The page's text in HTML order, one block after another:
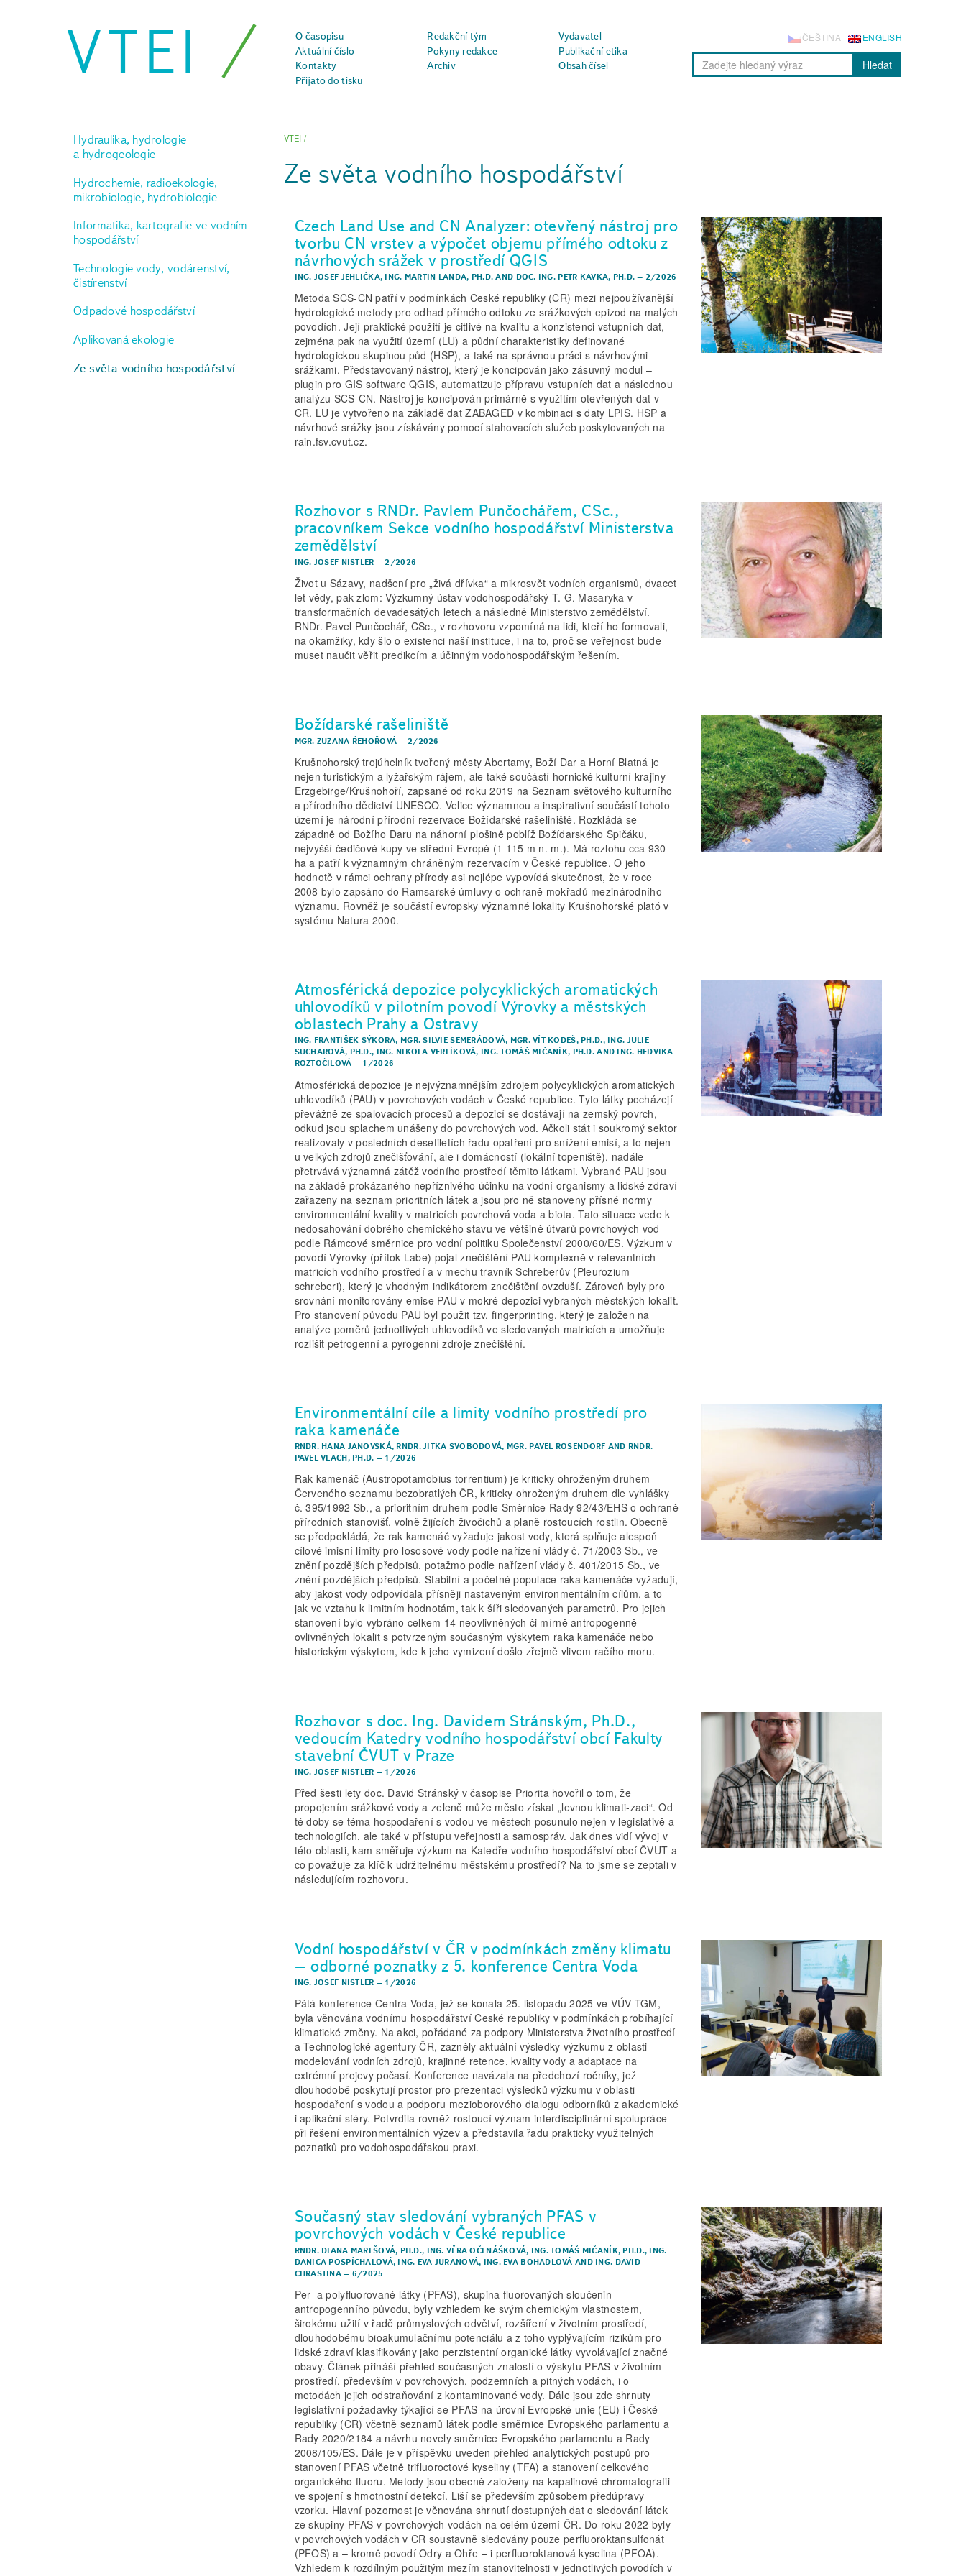
VTEI O časopisu Redakční tým
Vydavatel
Aktuální číslo
Pokyny redakce
Publikační etika
Kontakty
Archiv
Obsah čísel
Přijato do tisku
ENGLISH
ČEŠTINA
Hledat
Hydraulika, hydrologie
a hydrogeologie
Hydrochemie, radioekologie,
mikrobiologie, hydrobiologie
Informatika, kartografie ve vodním
hospodářství
Technologie vody, vodárenství,
čistírenství
Odpadové hospodářství
Aplikovaná ekologie
Ze světa vodního hospodářství
VTEI /
Ze světa vodního hospodářství
Czech Land Use and CN Analyzer: otevřený nástroj pro
tvorbu CN vrstev a výpočet objemu přímého odtoku z
návrhových srážek v prostředí QGIS
ING. JOSEF JEHLIČKA, ING. MARTIN LANDA, PH.D. AND DOC. ING. PETR KAVKA, PH.D. – 2/2026
Metoda SCS‑CN patří v podmínkách České republiky (ČR) mezi nejpoužívanější
hydrologické metody pro odhad přímého odtoku ze srážkových epizod na malých
povodích. Její praktické použití je citlivé na kvalitu a konzistenci vstupních dat,
zejména pak na využití území (LU) a půdní charakteristiky definované
hydrologickou skupinou půd (HSP), a také na správnou práci s návrhovými
srážkami. Představovaný nástroj, který je koncipován jako zásuvný modul –
plugin pro GIS software QGIS, automatizuje přípravu vstupních dat a následnou
analýzu SCS‑CN. Nástroj je koncipován primárně s využitím otevřených dat v
ČR. LU je vytvořeno na základě dat ZABAGED v kombinaci s daty LPIS. HSP a
návrhové srážky jsou získávány pomocí stahovacích služeb poskytovaných na
rain.fsv.cvut.cz.
Rozhovor s RNDr. Pavlem Punčochářem, CSc.,
pracovníkem Sekce vodního hospodářství Ministerstva
zemědělství
ING. JOSEF NISTLER –2/2026
Život u Sázavy, nadšení pro „živá dřívka“ a mikrosvět vodních organismů, dvacet
let vědy, pak zlom: Výzkumný ústav vodohospodářský T. G. Masaryka v
transformačních devadesátých letech a následně Ministerstvo zemědělství.
RNDr. Pavel Punčochář, CSc., v rozhovoru vzpomíná na lidi, kteří ho formovali,
na okamžiky, kdy šlo o existenci naší instituce, i na to, proč se veřejnost bude
muset naučit věřit predikcím a účinným vodohospodářským řešením.
Božídarské rašeliniště
MGR. ZUZANA ŘEHOŘOVÁ – 2/2026
Krušnohorský trojúhelník tvořený městy Abertamy, Boží Dar a Horní Blatná je
nejen turistickým a lyžařským rájem, ale také součástí hornické kulturní krajiny
Erzgebirge/Krušnohoří, zapsané od roku 2019 na Seznam světového kulturního
a přírodního dědictví UNESCO. Velice významnou a inspirativní součástí tohoto
území je národní přírodní rezervace Božídarské rašeliniště. Rozkládá se
západně od Božího Daru na náhorní plošině poblíž Božídarského Špičáku,
nejvyšší čedičové kupy ve střední Evropě (1 115 m n. m.). Má rozlohu cca 930
ha a patří k významným chráněným rezervacím v České republice. O jeho
hodnotě v rámci ochrany přírody asi nejlépe vypovídá skutečnost, že v roce
2008 bylo zapsáno do Ramsarské úmluvy o ochraně mokřadů mezinárodního
významu. Rovněž je součástí evropsky významné lokality Krušnohorské plató v
systému Natura 2000.
Atmosférická depozice polycyklických aromatických
uhlovodíků v pilotním povodí Výrovky a městských
oblastech Prahy a Ostravy
ING. FRANTIŠEK SÝKORA, MGR. SILVIE SEMERÁDOVÁ, MGR. VÍT KODEŠ, PH.D., ING. JULIE
SUCHAROVÁ, PH.D., ING. NIKOLA VERLÍKOVÁ, ING. TOMÁŠ MIČANÍK, PH.D. AND ING. HEDVIKA
ROZTOČILOVÁ – 1/2026
Atmosférická depozice je nejvýznamnějším zdrojem polycyklických aromatických
uhlovodíků (PAU) v povrchových vodách v České republice. Tyto látky pocházejí
převážně ze spalovacích procesů a depozicí se dostávají na zemský povrch,
odkud jsou splachem unášeny do povrchových vod. Ačkoli stát i soukromý sektor
realizovaly v posledních desetiletích řadu opatření pro snížení emisí, a to nejen
u velkých zdrojů znečišťování, ale i domácností (lokální topeniště), nadále
přetrvává významná zátěž vodního prostředí těmito látkami. Vybrané PAU jsou
na základě prokázaného nepříznivého účinku na vodní organismy a lidské zdraví
zařazeny na seznam prioritních látek a jsou pro ně stanoveny přísné normy
environmentální kvality v matricích povrchová voda a biota. Tato situace vede k
nedosahování dobrého chemického stavu ve většině útvarů povrchových vod
podle Rámcové směrnice pro vodní politiku Společenství 2000/60/ES. Výzkum v
povodí Výrovky (přítok Labe) pojal znečištění PAU komplexně v relevantních
matricích vodního prostředí a v mechu travník Schreberův (Pleurozium
schreberi), který je vhodným indikátorem znečištění ovzduší. Zároveň byly pro
srovnání monitorovány emise PAU v mokré depozici vybraných městských lokalit.
Pro stanovení původu PAU byl použit tzv. fingerprinting, který je založen na
analýze poměrů jednotlivých uhlovodíků ve sledovaných matricích a umožňuje
rozlišit petrogenní a pyrogenní zdroje znečištění.
Environmentální cíle a limity vodního prostředí pro
raka kamenáče
RNDR. HANA JANOVSKÁ, RNDR. JITKA SVOBODOVÁ, MGR. PAVEL ROSENDORF AND RNDR.
PAVEL VLACH, PH.D. – 1/2026
Rak kamenáč (Austropotamobius torrentium) je kriticky ohroženým druhem
Červeného seznamu bezobratlých ČR, kriticky ohroženým druhem dle vyhlášky
č. 395/1992 Sb., a prioritním druhem podle Směrnice Rady 92/43/EHS o ochraně
přírodních stanovišť, volně žijících živočichů a planě rostoucích rostlin. Obecně
se předpokládá, že rak kamenáč vyžaduje jakost vody, která splňuje alespoň
cílové imisní limity pro lososové vody podle nařízení vlády č. 71/2003 Sb., ve
znění pozdějších předpisů, potažmo podle nařízení vlády č. 401/2015 Sb., ve
znění pozdějších předpisů. Stabilní a početné populace raka kamenáče vyžadují,
aby jakost vody odpovídala přísněji nastaveným environmentálním cílům, a to
jak ve vztahu k limitním hodnotám, tak k šíři sledovaných parametrů. Pro jejich
stanovení bylo vybráno celkem 14 neovlivněných či mírně antropogenně
ovlivněných lokalit s potvrzeným současným výskytem raka kamenáče nebo
historickým výskytem, kde k jeho vymizení došlo zřejmě vlivem račího moru.
Rozhovor s doc. Ing. Davidem Stránským, Ph.D.,
vedoucím Katedry vodního hospodářství obcí Fakulty
stavební ČVUT v Praze
ING. JOSEF NISTLER – 1/2026
Před šesti lety doc. David Stránský v časopise Priorita hovořil o tom, že
propojením srážkové vody a zeleně může město získat „levnou klimati-zaci“. Od
té doby se téma hospodaření s vodou ve městech posunulo nejen v legislativě a
technologiích, ale také v přístupu veřejnosti a samospráv. Jak dnes vidí vývoj v
této oblasti, kam směřuje výzkum na Katedře vodního hospodářství obcí ČVUT a
co považuje za klíč k udržitelnému městskému prostředí? Na to jsme se zeptali v
následujícím rozhovoru.
Vodní hospodářství v ČR v podmínkách změny klimatu
– odborné poznatky z 5. konference Centra Voda
ING. JOSEF NISTLER – 1/2026
Pátá konference Centra Voda, jež se konala 25. listopadu 2025 ve VÚV TGM,
byla věnována vodnímu hospodářství České republiky v podmínkách probíhající
klimatické změny. Na akci, pořádané za podpory Ministerstva životního prostředí
a Technologické agentury ČR, zazněly aktuální výsledky výzkumu z oblasti
modelování vodních zdrojů, krajinné retence, kvality vody a adaptace na
extrémní projevy počasí. Konference navázala na předchozí ročníky, jež
dlouhodobě poskytují prostor pro prezentaci výsledků výzkumu v oblasti
hospodaření s vodou a podporu mezioborového dialogu odborníků z akademické
i aplikační sféry. Potvrdila rovněž rostoucí význam interdisciplinární spolupráce
při řešení environmentálních výzev a představila řadu prakticky využitelných
poznatků pro vodohospodářskou praxi.
Současný stav sledování vybraných PFAS v
povrchových vodách v České republice
RNDR. DIANA MAREŠOVÁ, PH.D., ING. VĚRA OČENÁŠKOVÁ, ING. TOMÁŠ MIČANÍK, PH.D., ING.
DANICA POSPÍCHALOVÁ, ING. EVA JURANOVÁ, ING. EVA BOHADLOVÁ AND ING. DAVID
CHRASTINA – 6/2025
Per- a polyfluorované látky (PFAS), skupina fluorovaných sloučenin
antropogenního původu, byly vzhledem ke svým chemickým vlastnostem,
širokému užití v řadě průmyslových odvětví, rozšíření v životním prostředí,
dlouhodobému bio­akumulačnímu potenciálu a z toho vyplývajícím rizikům pro
lidské zdraví klasifikovány jako perzistentní organické látky vyvolávající značné
obavy. Článek přináší přehled současných znalostí o výskytu PFAS v životním
prostředí, především v povrchových, podzemních a pitných vodách, i o
metodách jejich odstraňování z kontaminované vody. Dále jsou zde shrnuty
legislativní požadavky týkající se PFAS na úrovni Evropské unie (EU) i České
republiky (ČR) včetně seznamů látek podle směrnice Evropského parlamentu a
Rady 2020/2184 a návrhu novely směrnice Evropského parlamentu a Rady
2008/105/ES. Dále je v příspěvku uveden přehled analytických postupů pro
stanovení PFAS včetně trifluoroctové kyseliny (TFA) a stanovení celkového
organického fluoru. Metody jsou obecně založeny na kapalinové chromatografii
ve spojení s hmotnostní detekcí. Liší se především způsobem předúpravy
vzorku. Hlavní pozornost je věnována shrnutí dostupných dat o sledování látek
ze skupiny PFAS v povrchových vodách na celém území ČR. Do roku 2022 byly
v povrchových vodách v ČR soustavně sledovány pouze perfluoroktansulfonát
(PFOS) a – kromě povodí Odry a Ohře – i perfluoroktanová kyselina (PFOA).
Vzhledem k rozdílným použitým mezím stanovitelnosti v jednotlivých povodích v